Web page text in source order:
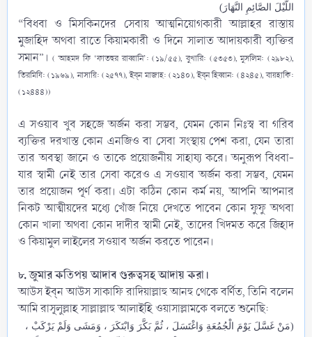
اللَّيْلَ الصَّائِمِ النَّهَارَ)
“বিধবা ও মিসকিনদের সেবায় আত্মনিয়োগকারী আল্লাহর রাস্তায়
মুজাহিদ অথবা রাতে কিয়ামকারী ও দিনে সালাত আদায়কারী ব্যক্তির
সমান”। ( আহমদ ফি ‘ফাতহুর রাব্বানি’: (১৯/৫৫), বুখারি: (৫৩৫৩), মুসলিম: (২৯৮২),
তিরমিযি: (১৯৬৯), নাসায়ি: (২৫৭৭), ইব্‌ন মাজাহ: (২১৪০), ইব্‌ন হিব্বান: (৪২৪৫), বায়হাকি:
(১২৪৪৪))
এ সওয়াব খুব সহজে অর্জন করা সম্ভব, যেমন কোন নিঃস্ব বা গরিব
ব্যক্তির দরখাস্ত কোন এনজিও বা সেবা সংস্থায় পেশ করা, যেন তারা
তার অবস্থা জানে ও তাকে প্রয়োজনীয় সাহায্য করে। অনুরূপ বিধবা-
যার স্বামী নেই তার সেবা করেও এ সওয়াব অর্জন করা সম্ভব, যেমন
তার প্রয়োজন পূর্ণ করা। এটা কঠিন কোন কর্ম নয়, আপনি আপনার
নিকট আত্মীয়দের মধ্যে খোঁজ নিয়ে দেখতে পাবেন কোন ফুফু অথবা
কোন খালা অথবা কোন দাদীর স্বামী নেই, তাদের খিদমত করে জিহাদ
ও কিয়ামুল লাইলের সওয়াব অর্জন করতে পারেন।
৮. জুমার কতিপয় আদাব গুরুত্বসহ আদায় করা।
আউস ইব্‌ন আউস সাকাফি ‎রাদিয়াল্লাহু আনহু থেকে বর্ণিত, তিনি বলেন
আমি রাসূলুল্লাহ সাল্লাল্লাহু আলাইহি ওয়াসাল্লামকে বলতে শুনেছি:​
(مَنْ غَسَّلَ يَوْمَ الْجُمُعَةِ وَاغْتَسَلَ ، ثُمَّ بَكَّرَ وَابْتَكَرَ ، وَمَشَى وَلَمْ يَرْكَبْ ،